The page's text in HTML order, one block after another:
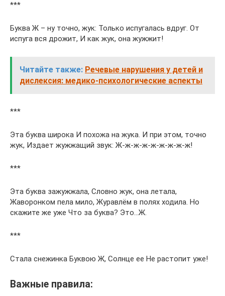
***
Буква Ж – ну точно, жук: Только испугалась вдруг. От
испуга вся дрожит, И как жук, она жужжит!
Читайте также: Речевые нарушения у детей и
дислексия: медико-психологические аспекты
***
Эта буква широка И похожа на жука. И при этом, точно
жук, Издает жужжащий звук: Ж-ж-ж-ж-ж-ж-ж-ж-ж!
***
Эта буква зажужжала, Словно жук, она летала,
Жаворонком пела мило, Журавлём в полях ходила. Но
скажите же уже Что за буква? Это…Ж.
***
Стала снежинка Буквою Ж, Солнце ее Не растопит уже!
Важные правила: